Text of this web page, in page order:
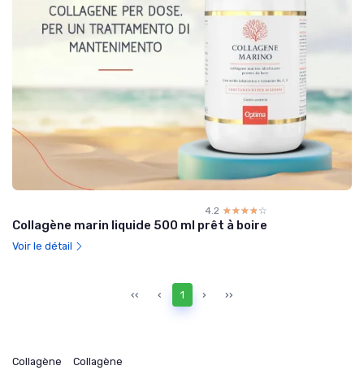
4.2 ☆☆☆☆☆
★★★★★
Collagène marin liquide 500 ml prêt à boire
Voir le détail
‹‹ ‹ 1 › ››
Collagène
Collagène